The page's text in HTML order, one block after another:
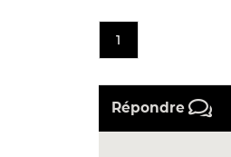
1
Répondre